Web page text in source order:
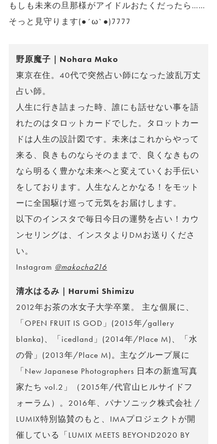
もしも未来の旦那様がアイドルおたくだったら……
そっと見守ります(●´ω`●)ﾌﾌﾌﾌ
野原魔子｜Nohara Mako
東京在住。40代で突然占い師になった波乱万丈
占い師。
人生に行き詰まった時、誰にも話せない事を語
れたのはタロットカードでした。タロットカー
ドは人生の設計図です。未来はこれからやって
来る、良きものならそのままで、良くなきもの
なら明るく豊かな未来へと変えていくお手伝い
をしております。人生なんとかなる！をモット
ーに全国駆け巡って元気をお届けします。
以下のインスタで毎日今日の運勢を占い！カウ
ンセリングは、インスタよりDMお送りくださ
い。
Instagram @makocha216
清水はるみ｜Harumi Shimizu
2012年お茶の水女子大学卒業。 主な個展に、
「OPEN FRUIT IS GOD」(2015年/gallery
blanka)、「icedland」(2014年/Place M)、「水
の骨」(2013年/Place M)。主なグループ展に
「New Japanese Photographers 日本の新進写真
家たち vol.2」（2015年/代官山ヒルサイドフ
ォーラム）。2016年、パナソニック株式会社 /
LUMIX特別協賛のもと、IMAプロジェクトが開
催している「LUMIX MEETS BEYOND2020 BY